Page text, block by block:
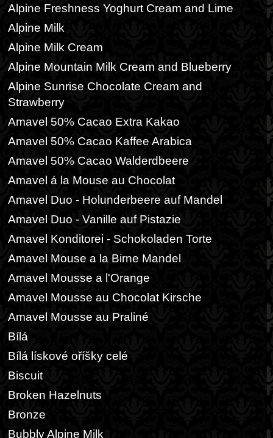
Alpine Freshness Yoghurt Cream and Lime
Alpine Milk
Alpine Milk Cream
Alpine Mountain Milk Cream and Blueberry
Alpine Sunrise Chocolate Cream and
Strawberry
Amavel 50% Cacao Extra Kakao
Amavel 50% Cacao Kaffee Arabica
Amavel 50% Cacao Walderdbeere
Amavel á la Mouse au Chocolat
Amavel Duo - Holunderbeere auf Mandel
Amavel Duo - Vanille auf Pistazie
Amavel Konditorei - Schokoladen Torte
Amavel Mouse a la Birne Mandel
Amavel Mousse a l'Orange
Amavel Mousse au Chocolat Kirsche
Amavel Mousse au Praliné
Bílá
Bílá lískové oříšky celé
Biscuit
Broken Hazelnuts
Bronze
Bubbly Alpine Milk